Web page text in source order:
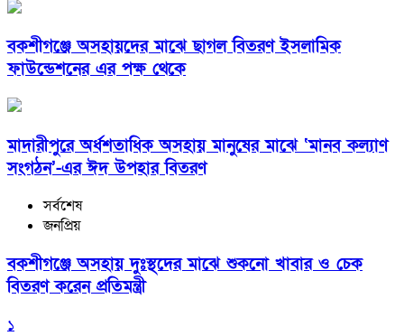
বকশীগঞ্জে অসহায়দের মাঝে ছাগল বিতরণ ইসলামিক
ফাউন্ডেশনের এর পক্ষ থেকে
মাদারীপুরে অর্ধশতাধিক অসহায় মানুষের মাঝে ‘মানব কল্যাণ
সংগঠন’-এর ঈদ উপহার বিতরণ
সর্বশেষ
জনপ্রিয়
বকশীগঞ্জে অসহায় দুঃস্থদের মাঝে শুকনো খাবার ও চেক
বিতরণ করেন প্রতিমন্ত্রী
১